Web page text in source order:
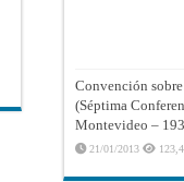
Convención sobre
(Séptima
Montevideo –
21/01/2013